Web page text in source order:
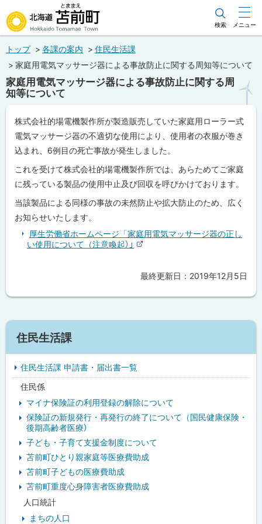
文
メ
ュ
ー
北海道苫前町
Hokkaido Tomamae Town
検索 メニュー
トップ 各課の案内
住民生活課
家庭用電気マッサージ器による事故防止に関する周知等について
家庭用電気マッサージ器による事故防止に関する周
知等について
株式会社的場電機製作所が製造販売していた家庭用ローラー式
電気マッサージ器の不適切な使用により、使用者の衣服が巻き
込まれ、6例目の死亡事故が発生しました。
これを受けて株式会社的場電機製作所では、あらためてご家庭
に残っている製品の使用中止及び回収を呼びかけております。
当該製品による同様の事故の未然防止や拡大防止のため、広く
お知らせいたします。
厚生労働省ホームページ「家庭用電気マッサージ器の正し
い使用について（注意喚起）」
イ
に
戻
最終更新日： 2019年12月5日
サ
イ
ド
住民生活課
住民生活課 申請書・届出書一覧
住民係
マイナ保険証の利用登録の解除について
保険証の新規発行・再発行の終了について（国民健康保険・
後期高齢者医療）
子ども・子育て支援金制度について
苫前町ひとり親家庭等医療費助成
苫前町子どもの医療費助成
苫前町重度心身障害者医療費助成
人口統計
まちの人口